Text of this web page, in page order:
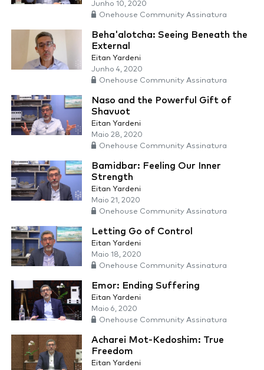
Junho 10, 2020
Onehouse Community Assinatura
Beha'alotcha: Seeing Beneath the
External
Eitan Yardeni
Junho 4, 2020
Onehouse Community Assinatura
Naso and the Powerful Gift of
Shavuot
Eitan Yardeni
Maio 28, 2020
Onehouse Community Assinatura
Bamidbar: Feeling Our Inner
Strength
Eitan Yardeni
Maio 21, 2020
Onehouse Community Assinatura
Letting Go of Control
Eitan Yardeni
Maio 18, 2020
Onehouse Community Assinatura
Emor: Ending Suffering
Eitan Yardeni
Maio 6, 2020
Onehouse Community Assinatura
Acharei Mot-Kedoshim: True
Freedom
Eitan Yardeni